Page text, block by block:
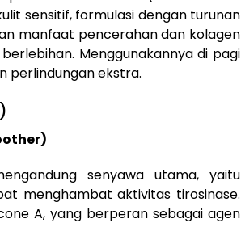
sensitif, formulasi dengan turunan
manfaat pencerahan dan kolagen
Menggunakannya di pagi
perlindungan ekstra.
senyawa utama, yaitu
menghambat aktivitas tirosinase.
A, yang berperan sebagai agen